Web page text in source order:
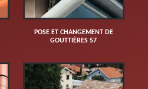
POSE ET CHANGEMENT DE
GOUTTIÈRES 57